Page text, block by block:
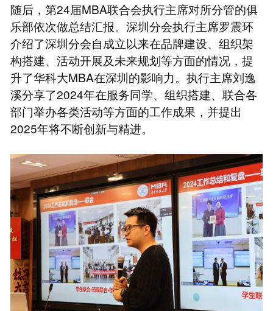
随后，第24届MBA联合会执行主席对所分管的俱
乐部依次做总结汇报。深圳分会执行主席罗震环
介绍了深圳分会自成立以来在品牌建设、组织架
构搭建、活动开展及未来规划等方面的情况，提
升了华科大MBA在深圳的影响力。执行主席刘逸
溪分享了2024年在服务同学、组织搭建、联合各
部门举办各类活动等方面的工作成果，并提出
2025年将不断创新与精进。